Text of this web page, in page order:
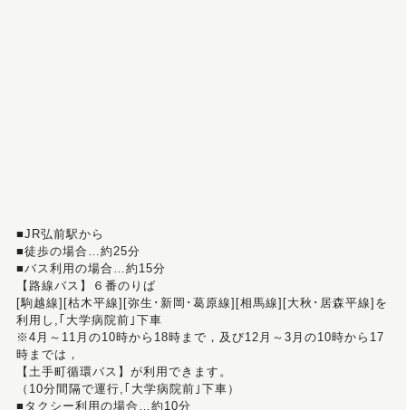
■JR弘前駅から
■徒歩の場合…約25分
■バス利用の場合…約15分
【路線バス】６番のりば
[駒越線][枯木平線][弥生･新岡･葛原線][相馬線][大秋･居森平線]を
利用し,｢大学病院前｣下車
※4月～11月の10時から18時まで，及び12月～3月の10時から17
時までは，
【土手町循環バス】が利用できます。
（10分間隔で運行,｢大学病院前｣下車）
■タクシー利用の場合…約10分